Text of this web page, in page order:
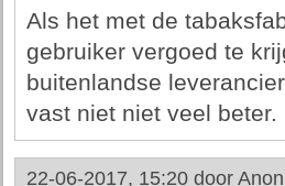
Als het met de
gebruiker vergoed te
buitenlandse
vast niet niet veel beter.
22-06-2017, 15:20 door